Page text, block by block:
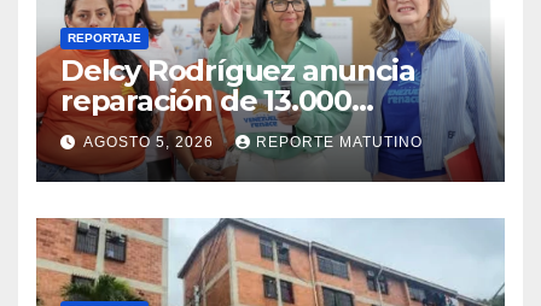
REPORTAJE
Delcy Rodríguez anuncia
reparación de 13.000
viviendas afectadas por los
terremotos
AGOSTO 5, 2026 REPORTE MATUTINO